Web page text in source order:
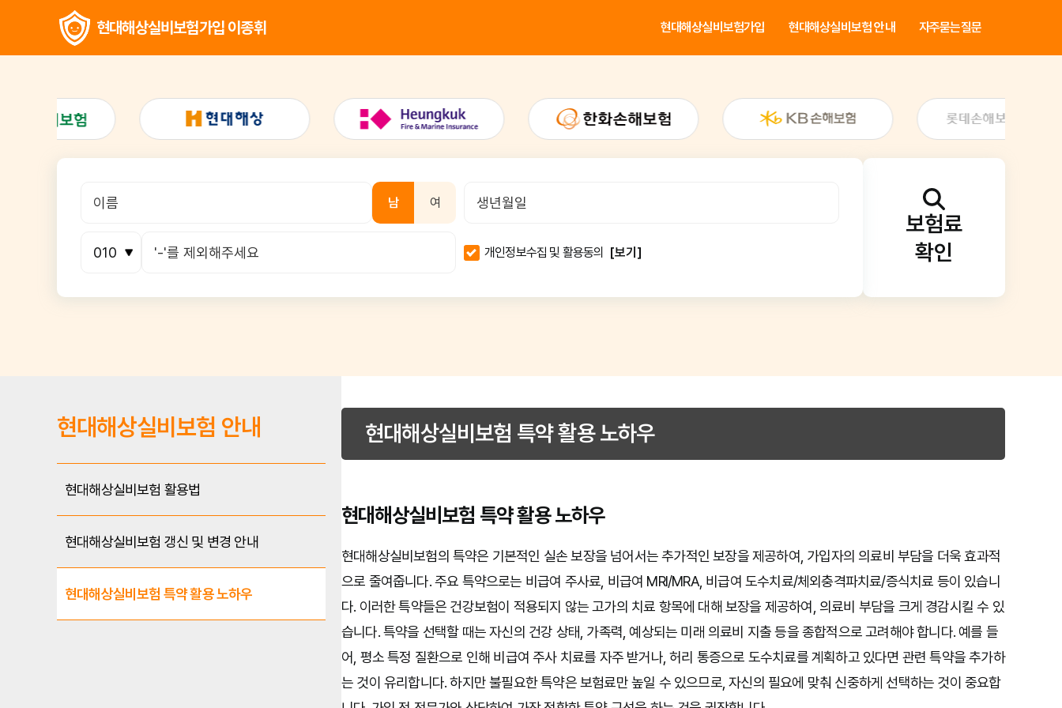
현대해상실비보험가입 이종휘 현대해상실비보험가입 현대해상실비보험 안내 자주묻는질문
남 여
개인정보수집 및 활용동의 [보기]
보험료
확인
현대해상실비보험 안내
현대해상실비보험 활용법
현대해상실비보험 갱신 및 변경 안내
현대해상실비보험 특약 활용 노하우
현대해상실비보험 특약 활용 노하우
현대해상실비보험 특약 활용 노하우
현대해상실비보험의 특약은 기본적인 실손 보장을 넘어서는 추가적인 보장을 제공하여, 가입자의 의료비 부담을 더욱 효과적
으로 줄여줍니다. 주요 특약으로는 비급여 주사료, 비급여 MRI/MRA, 비급여 도수치료/체외충격파치료/증식치료 등이 있습니
다. 이러한 특약들은 건강보험이 적용되지 않는 고가의 치료 항목에 대해 보장을 제공하여, 의료비 부담을 크게 경감시킬 수 있
습니다. 특약을 선택할 때는 자신의 건강 상태, 가족력, 예상되는 미래 의료비 지출 등을 종합적으로 고려해야 합니다. 예를 들
어, 평소 특정 질환으로 인해 비급여 주사 치료를 자주 받거나, 허리 통증으로 도수치료를 계획하고 있다면 관련 특약을 추가하
는 것이 유리합니다. 하지만 불필요한 특약은 보험료만 높일 수 있으므로, 자신의 필요에 맞춰 신중하게 선택하는 것이 중요합